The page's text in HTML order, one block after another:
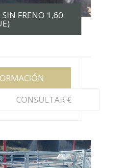
SIN FRENO 1,60
CONSULTAR €